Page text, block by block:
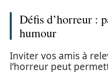
Défis d’horreur :
humour
Inviter vos amis à
l’horreur peut